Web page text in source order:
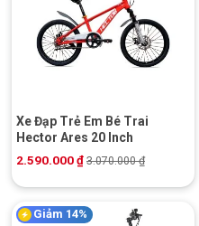
Xe Đạp Trẻ Em Bé Trai
Hector Ares 20 Inch
2.590.000₫ 3.070.000₫
Giảm 14%